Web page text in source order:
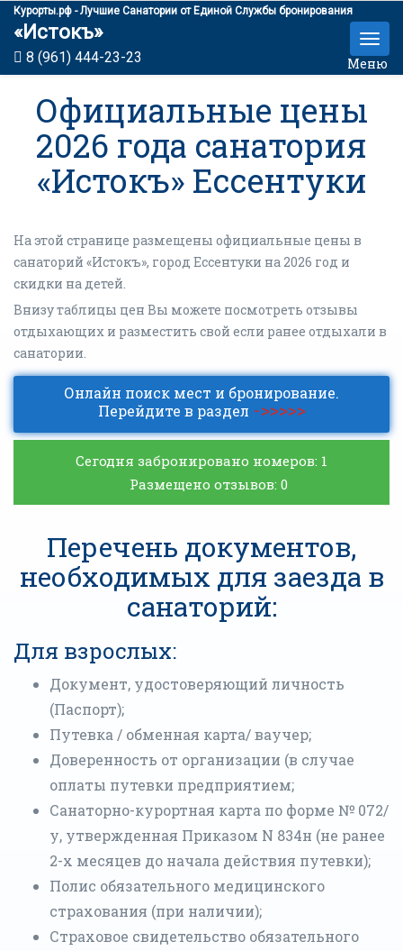
Курорты.рф - Лучшие Санатории от Единой Службы бронирования
«Истокъ»
8 (961) 444-23-23 Меню
Официальные цены
2026 года санатория
«Истокъ» Ессентуки
На этой странице размещены официальные цены в
санаторий «Истокъ», город Ессентуки на 2026 год и
скидки на детей.
Внизу таблицы цен Вы можете посмотреть отзывы
отдыхающих и разместить свой если ранее отдыхали в
санатории.
Онлайн поиск мест и бронирование.
Перейдите в раздел ->>>>>
Сегодня забронировано номеров: 1
Размещено отзывов: 0
Перечень документов,
необходимых для заезда в
санаторий:
Для взрослых:
Документ, удостоверяющий личность
(Паспорт);
Путевка / обменная карта/ ваучер;
Доверенность от организации (в случае
оплаты путевки предприятием;
Санаторно-курортная карта по форме № 072/
у, утвержденная Приказом N 834н (не ранее
2-х месяцев до начала действия путевки);
Полис обязательного медицинского
страхования (при наличии);
Страховое свидетельство обязательного